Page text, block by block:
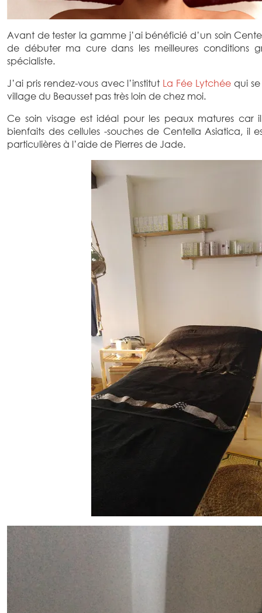
Avant de tester la gamme j’ai bénéficié d’un soin
de débuter ma cure dans les meilleures conditions
spécialiste.
J’ai pris rendez-vous avec l’institut La Fée Lytchée qui
village du Beausset pas très loin de chez moi.
Ce soin visage est idéal pour les peaux matures car
bienfaits des cellules -souches de Centella Asiatica, il
particulières à l’aide de Pierres de Jade.